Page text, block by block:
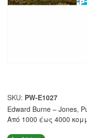
SKU: PW-E1027
Edward Burne – Jones,
Από 1000 έως 4000